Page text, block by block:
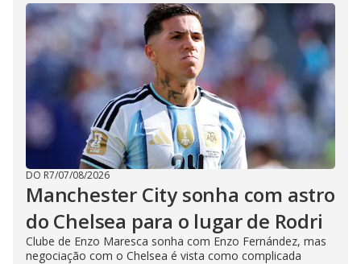
DO R7/07/08/2026
Manchester City sonha com astro
do Chelsea para o lugar de Rodri
Clube de Enzo Maresca sonha com Enzo Fernández, mas
negociação com o Chelsea é vista como complicada